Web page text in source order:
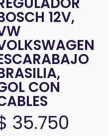
12V,
CON
35.750